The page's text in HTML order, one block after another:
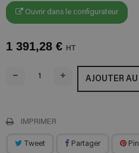
Ouvrir dans le configurateur
1 391,28 € HT
AJOUTER AU
IMPRIMER
Tweet Partager